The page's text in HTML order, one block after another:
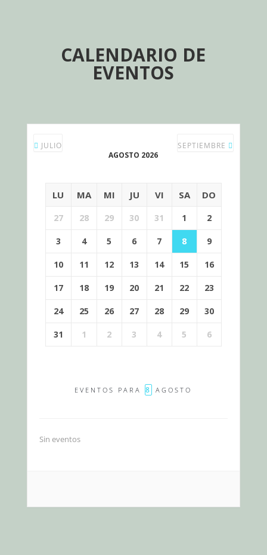
CALENDARIO DE
EVENTOS
JULIO
AGOSTO 2026
SEPTIEMBRE
LU MA MI JU VI SA DO
27 28 29 30 31 1 2
3 4 5 6 7 8 9
10 11 12 13 14 15 16
17 18 19 20 21 22 23
24 25 26 27 28 29 30
31 1 2 3 4 5 6
EVENTOS PARA 8 AGOSTO
Sin eventos